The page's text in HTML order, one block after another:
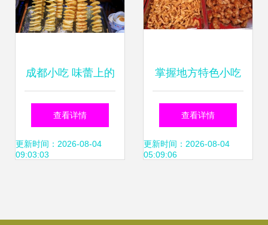
成都小吃 味蕾上的
美食指南与加盟机
遇
查看详情
更新时间：2026-08-04
09:03:03
掌握地方特色小吃
技术，带你开启餐
饮创业新征程
查看详情
更新时间：2026-08-04
05:09:06